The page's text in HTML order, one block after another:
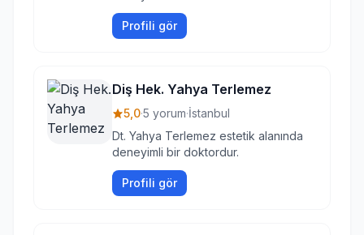
Profili gör
Diş Hek. Yahya Terlemez
5,0·5 yorum·İstanbul
Dt. Yahya Terlemez estetik alanında
deneyimli bir doktordur.
Profili gör